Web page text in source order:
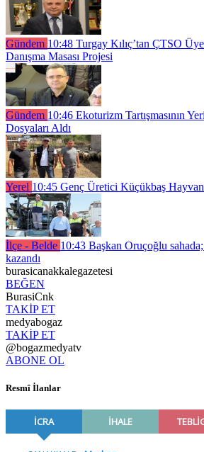
Gündem 10:48 Turgay Kılıç’tan ÇTSO
Danışma Masası Projesi
Gündem 10:46 Ekoturizm Tartışmasının
Dosyaları Aldı
Yerel 10:45 Genç Üretici Küçükbaş
İlçe - Belde 10:43 Başkan Oruçoğlu sahada;
kazandı
burasicanakkalegazetesi
BEĞEN
BurasiCnk
TAKİP ET
medyabogaz
TAKİP ET
@bogazmedyatv
ABONE OL
Resmî İlanlar